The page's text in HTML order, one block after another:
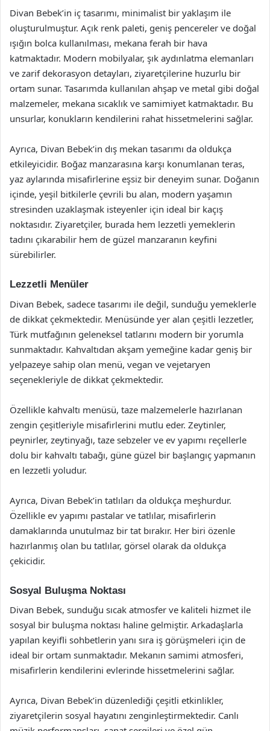
Divan Bebek’in iç tasarımı, minimalist bir yaklaşım ile
oluşturulmuştur. Açık renk paleti, geniş pencereler ve doğal
ışığın bolca kullanılması, mekana ferah bir hava
katmaktadır. Modern mobilyalar, şık aydınlatma elemanları
ve zarif dekorasyon detayları, ziyaretçilerine huzurlu bir
ortam sunar. Tasarımda kullanılan ahşap ve metal gibi doğal
malzemeler, mekana sıcaklık ve samimiyet katmaktadır. Bu
unsurlar, konukların kendilerini rahat hissetmelerini sağlar.
Ayrıca, Divan Bebek’in dış mekan tasarımı da oldukça
etkileyicidir. Boğaz manzarasına karşı konumlanan teras,
yaz aylarında misafirlerine eşsiz bir deneyim sunar. Doğanın
içinde, yeşil bitkilerle çevrili bu alan, modern yaşamın
stresinden uzaklaşmak isteyenler için ideal bir kaçış
noktasıdır. Ziyaretçiler, burada hem lezzetli yemeklerin
tadını çıkarabilir hem de güzel manzaranın keyfini
sürebilirler.
Lezzetli Menüler
Divan Bebek, sadece tasarımı ile değil, sunduğu yemeklerle
de dikkat çekmektedir. Menüsünde yer alan çeşitli lezzetler,
Türk mutfağının geleneksel tatlarını modern bir yorumla
sunmaktadır. Kahvaltıdan akşam yemeğine kadar geniş bir
yelpazeye sahip olan menü, vegan ve vejetaryen
seçenekleriyle de dikkat çekmektedir.
Özellikle kahvaltı menüsü, taze malzemelerle hazırlanan
zengin çeşitleriyle misafirlerini mutlu eder. Zeytinler,
peynirler, zeytinyağı, taze sebzeler ve ev yapımı reçellerle
dolu bir kahvaltı tabağı, güne güzel bir başlangıç yapmanın
en lezzetli yoludur.
Ayrıca, Divan Bebek’in tatlıları da oldukça meşhurdur.
Özellikle ev yapımı pastalar ve tatlılar, misafirlerin
damaklarında unutulmaz bir tat bırakır. Her biri özenle
hazırlanmış olan bu tatlılar, görsel olarak da oldukça
çekicidir.
Sosyal Buluşma Noktası
Divan Bebek, sunduğu sıcak atmosfer ve kaliteli hizmet ile
sosyal bir buluşma noktası haline gelmiştir. Arkadaşlarla
yapılan keyifli sohbetlerin yanı sıra iş görüşmeleri için de
ideal bir ortam sunmaktadır. Mekanın samimi atmosferi,
misafirlerin kendilerini evlerinde hissetmelerini sağlar.
Ayrıca, Divan Bebek’in düzenlediği çeşitli etkinlikler,
ziyaretçilerin sosyal hayatını zenginleştirmektedir. Canlı